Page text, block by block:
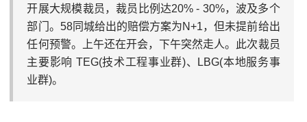
开展大规模裁员，裁员比例达20% - 30%，波及多个
部门。58同城给出的赔偿方案为N+1，但未提前给出
任何预警。上午还在开会，下午突然走人。此次裁员
主要影响 TEG(技术工程事业群)、LBG(本地服务事
业群)。